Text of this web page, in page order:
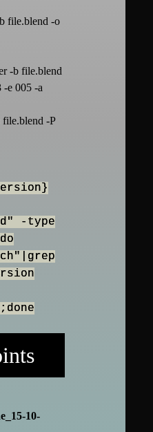
file.blend -o
-b file.blend
e 005 -a
file.blend -P
-type
10-